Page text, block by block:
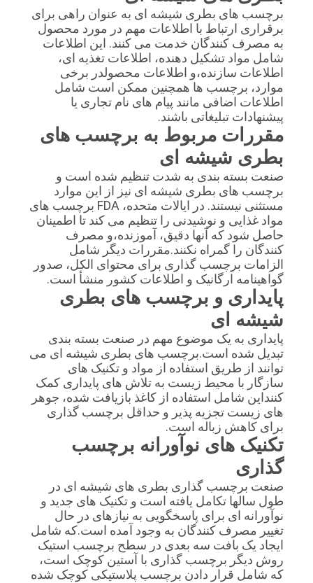
برچسب های بطری شیشه ای به عنوان راهی برای
برقراری ارتباط با اطلاعات مهم در مورد محصول
به مصرف کنندگان خدمت می کنند. این اطلاعات
شامل مواد تشکیل دهنده، اطلاعات تغذیه ای،
اطلاعات سازنده،و اطلاعات محصولدر برخی
موارد، برچسب ها همچنین ممکن است شامل
اطلاعات اضافی مانند پیام های نام تجاری یا
پیشنهادات تبلیغاتی باشند.
مقررات مربوط به برچسب های
بطری شیشه ای
صنعت بسته بندی به شدت تنظیم شده است و
برچسب های بطری شیشه ای نیز از این موارد
مستثنی نیستند. در ایالات متحده، FDA برچسب های
مواد غذایی و نوشیدنی را تنظیم می کند تا اطمینان
حاصل شود که آنها دقیق، آموزنده،و مصرف
کنندگان را گمراه نکنند.مقررات دیگر شامل
الزامات برچسب گذاری برای محتوای الکل، صدور
گواهینامه ارگانیک و اطلاعات کشور منشأ است.
پایداری و برچسب های بطری
شیشه ای
پایداری به یک موضوع مهم در صنعت بسته بندی
تبدیل شده است.برچسب های بطری شیشه ای می
توانند از طریق استفاده از مواد و تکنیک های
سازگار با محیط زیست به تلاش های پایداری کمک
کننداین شامل استفاده از کاغذ بازیافت شده، جوهر
های زیست تجزیه پذیر و حداقل برچسب گذاری
برای کاهش زباله است.
تکنیک های نوآورانه برچسب
گذاری
صنعت برچسب گذاری بطری های شیشه ای در
طول سالها تکامل یافته است و تکنیک های جدید و
نوآورانه ای برای پاسخگویی به نیازهای در حال
تغییر مصرف کنندگان به وجود آمده است.که شامل
ایجاد یک بافت سه بعدی در سطح برچسب استیک
روش دیگر برچسب گذاری با آستین کوچک است،
که شامل قرار دادن برچسب پلاستیکی کوچک شده